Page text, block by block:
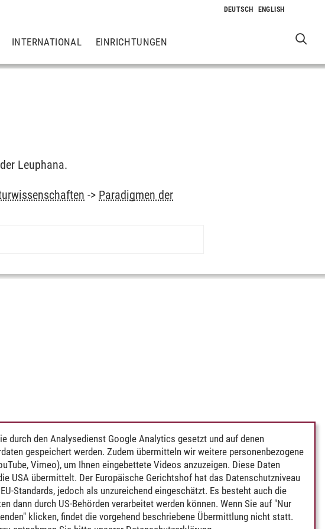
INTERNATIONAL EINRICHTUNGEN
Leuphana.
-> Paradigmen der
durch den Analysedienst Google Analytics gesetzt und auf denen
gespeichert werden. Zudem übermitteln wir weitere personenbezogene
Vimeo), um Ihnen eingebettete Videos anzuzeigen. Diese Daten
USA übermittelt. Der Europäische Gerichtshof hat das Datenschutzniveau
Standards, jedoch als unzureichend eingeschätzt. Es besteht auch die
dann durch US-Behörden verarbeitet werden können. Wenn Sie auf "Nur
klicken, findet die vorgehend beschriebene Übermittlung nicht statt.